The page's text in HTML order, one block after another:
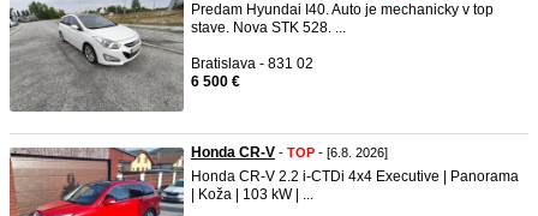
Predam Hyundai I40. Auto je mechanicky v top
stave. Nova STK 528. ...
Bratislava - 831 02
6 500 €
Honda CR-V - TOP - [6.8. 2026]
Honda CR-V 2.2 i-CTDi 4x4 Executive | Panorama
| Koža | 103 kW | ...